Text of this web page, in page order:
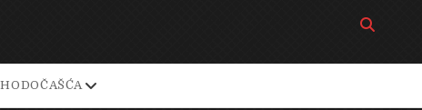
Open
bar
HODOČAŠĆA open